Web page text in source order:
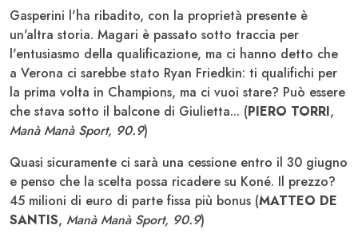
Gasperini l'ha ribadito, con la proprietà presente è
un'altra storia. Magari è passato sotto traccia per
l'entusiasmo della qualificazione, ma ci hanno detto che
a Verona ci sarebbe stato Ryan Friedkin: ti qualifichi per
la prima volta in Champions, ma ci vuoi stare? Può essere
che stava sotto il balcone di Giulietta... (PIERO TORRI,
Manà Manà Sport, 90.9)
Quasi sicuramente ci sarà una cessione entro il 30 giugno
e penso che la scelta possa ricadere su Koné. Il prezzo?
45 milioni di euro di parte fissa più bonus (MATTEO DE
SANTIS, Manà Manà Sport, 90.9)